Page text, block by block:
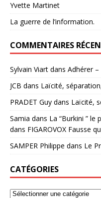
Yvette Martinet
La guerre de l’information.
COMMENTAIRES
Sylvain Viart dans Adhérer
JCB dans Laïcité,
PRADET Guy dans Laïcité,
Samia dans La “Burkini ” le
dans FIGAROVOX Fausse
SAMPER Philippe dans Le
CATÉGORIES